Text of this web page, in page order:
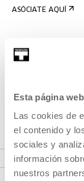
Esta página
Las cookies de
el contenido y
sociales y
información
nuestros
ASÓCIATE AQUÍ
Related
AUTHORS
Aranzazu
MORE